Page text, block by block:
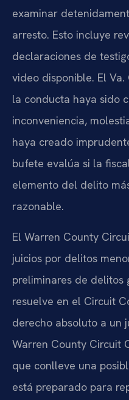
examinar
arresto. Esto incluye
declaraciones de
video disponible. El
la conducta haya sido
inconveniencia,
haya creado
bufete evalúa si la
elemento del delito
razonable.
El Warren County
juicios por delitos
preliminares de delitos
resuelve en el Circuit
derecho absoluto a un
Warren County Circuit
que conlleve una
está preparado para